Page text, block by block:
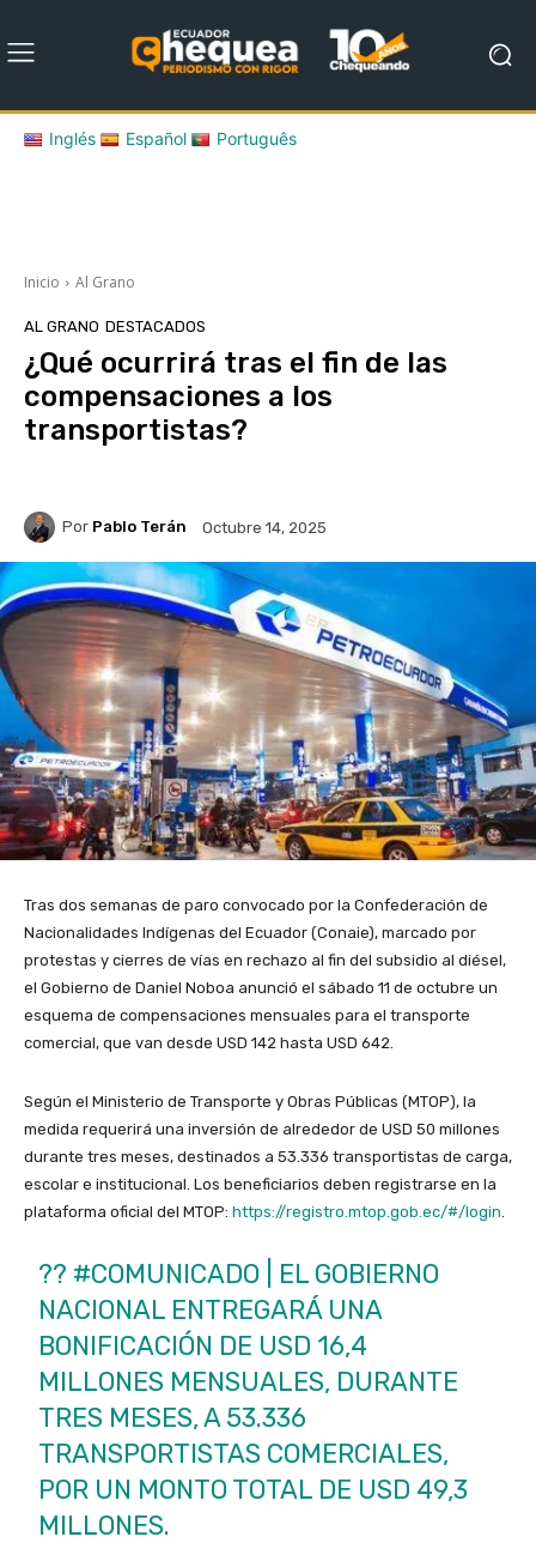
Inglés Español Português
Inicio Al Grano
AL GRANO DESTACADOS
¿Qué ocurrirá tras el fin de las
compensaciones a los
transportistas?
Por Pablo Terán Octubre 14, 2025
Tras dos semanas de paro convocado por la Confederación de
Nacionalidades Indígenas del Ecuador (Conaie), marcado por
protestas y cierres de vías en rechazo al fin del subsidio al diésel,
el Gobierno de Daniel Noboa anunció el sábado 11 de octubre un
esquema de compensaciones mensuales para el transporte
comercial, que van desde USD 142 hasta USD 642.
Según el Ministerio de Transporte y Obras Públicas (MTOP), la
medida requerirá una inversión de alrededor de USD 50 millones
durante tres meses, destinados a 53.336 transportistas de carga,
escolar e institucional. Los beneficiarios deben registrarse en la
plataforma oficial del MTOP: https://registro.mtop.gob.ec/#/login
??️ #COMUNICADO | EL GOBIERNO
NACIONAL ENTREGARÁ UNA
BONIFICACIÓN DE USD 16,4
MILLONES MENSUALES, DURANTE
TRES MESES, A 53.336
TRANSPORTISTAS COMERCIALES,
POR UN MONTO TOTAL DE USD 49,3
MILLONES.